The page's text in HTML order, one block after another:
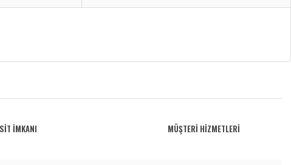
İMKANI MÜŞTERİ HİZMETLERİ